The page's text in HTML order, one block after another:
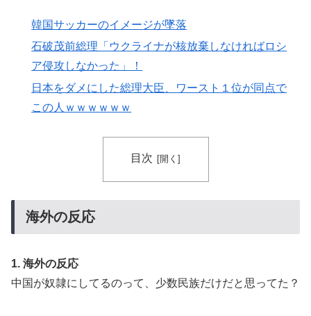
▶ 外国人「日本の未来は安泰だ」16歳MF三井寺眞、衝撃
で海外絶賛！【海外の反応】
の湖「肝心の場面で毎回カメラが逃げる」【海外の反
応】
韓国人「日本メディアが2002年ワールドカップ韓国準
決勝も調査すべきと主張！」→「英国メディアも一斉に
てしまったディズニー信者、帰国後『本家』に失望する
事態に
覧ください」→「これはすごいわ」「こういうのを見る
と日本人は何か適当に作る感じがしない・・・」「あれ
韓国サッカーのイメージが墜落
石破茂前総理「ウクライナが核放棄しなければロシ
ア侵攻しなかった」！
日本をダメにした総理大臣、ワースト１位が同点で
この人ｗｗｗｗｗｗ
目次
海外の反応
1. 海外の反応
中国が奴隷にしてるのって、少数民族だけだと思ってた？